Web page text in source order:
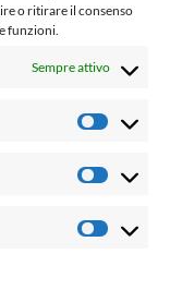
o ritirare il consenso
funzioni.
Sempre attivo
giornalistica in
Non può
per